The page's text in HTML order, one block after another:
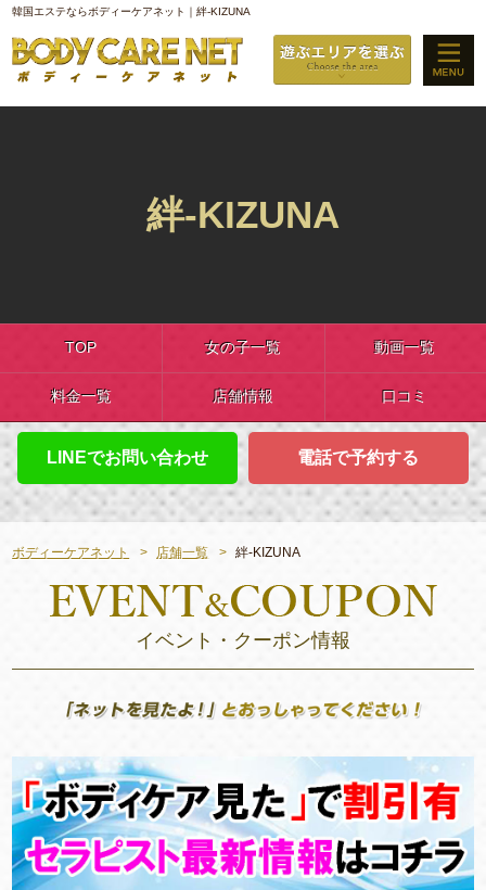
韓国エステならボディーケアネット｜絆-KIZUNA
絆-KIZUNA
TOP 女の子一覧 動画一覧
料金一覧 店舗情報 口コミ
LINEでお問い合わせ 電話で予約する
ボディーケアネット 店舗一覧 絆-KIZUNA
イベント・クーポン情報